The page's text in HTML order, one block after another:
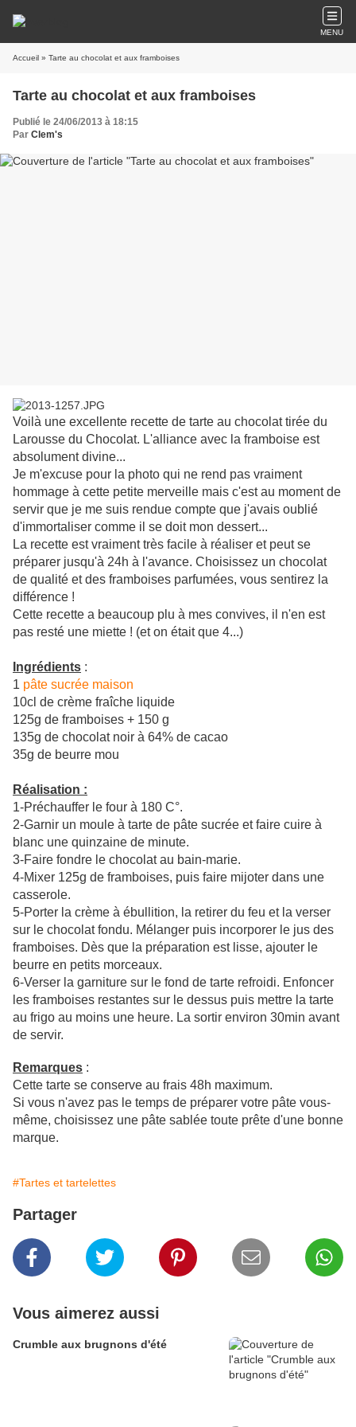
MENU
Accueil » Tarte au chocolat et aux framboises
Tarte au chocolat et aux framboises
Publié le 24/06/2013 à 18:15
Par Clem's
Voilà une excellente recette de tarte au chocolat tirée du
Larousse du Chocolat. L'alliance avec la framboise est
absolument divine...
Je m'excuse pour la photo qui ne rend pas vraiment
hommage à cette petite merveille mais c'est au moment de
servir que je me suis rendue compte que j'avais oublié
d'immortaliser comme il se doit mon dessert...
La recette est vraiment très facile à réaliser et peut se
préparer jusqu'à 24h à l'avance. Choisissez un chocolat
de qualité et des framboises parfumées, vous sentirez la
différence !
Cette recette a beaucoup plu à mes convives, il n'en est
pas resté une miette ! (et on était que 4...)
Ingrédients :
1 pâte sucrée maison
10cl de crème fraîche liquide
125g de framboises + 150 g
135g de chocolat noir à 64% de cacao
35g de beurre mou
Réalisation :
1-Préchauffer le four à 180 C°.
2-Garnir un moule à tarte de pâte sucrée et faire cuire à
blanc une quinzaine de minute.
3-Faire fondre le chocolat au bain-marie.
4-Mixer 125g de framboises, puis faire mijoter dans une
casserole.
5-Porter la crème à ébullition, la retirer du feu et la verser
sur le chocolat fondu. Mélanger puis incorporer le jus des
framboises. Dès que la préparation est lisse, ajouter le
beurre en petits morceaux.
6-Verser la garniture sur le fond de tarte refroidi. Enfoncer
les framboises restantes sur le dessus puis mettre la tarte
au frigo au moins une heure. La sortir environ 30min avant
de servir.
Remarques :
Cette tarte se conserve au frais 48h maximum.
Si vous n'avez pas le temps de préparer votre pâte vous-
même, choisissez une pâte sablée toute prête d'une bonne
marque.
#Tartes et tartelettes
Partager
Vous aimerez aussi
Crumble aux brugnons d'été